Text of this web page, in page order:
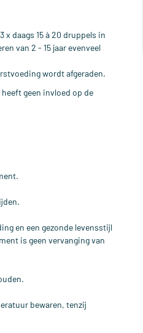
daags 15 à 20 druppels in
van 2 - 15 jaar evenveel
wordt afgeraden.
geen invloed op de
en een gezonde levensstijl
is geen vervanging van
bewaren, tenzij